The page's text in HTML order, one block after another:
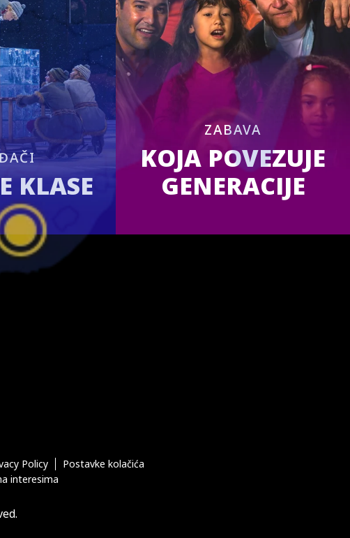
KLASE
ZABAVA
KOJA POVEZUJE
GENERACIJE
Policy
Postavke kolačića
interesima